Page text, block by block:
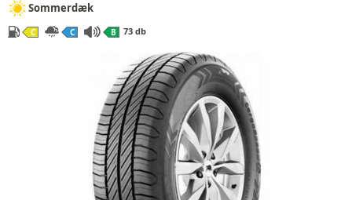
Sommerdæk
C C B 73 db